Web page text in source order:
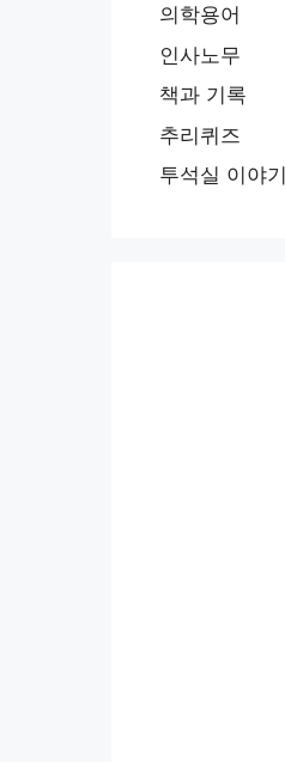
의학용어
인사노무
책과 기록
추리퀴즈
투석실 이야기